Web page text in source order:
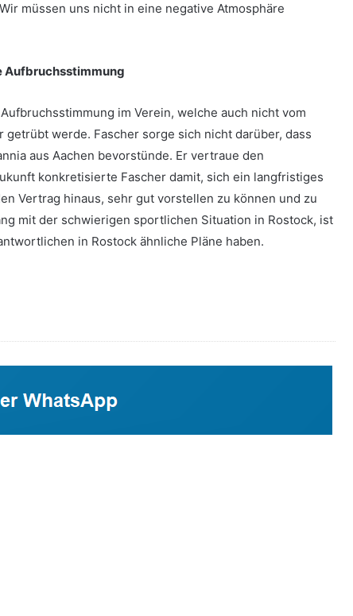
müssen uns nicht in eine negative Atmosphäre
Aufbruchsstimmung
im Verein, welche auch nicht vom
werde. Fascher sorge sich nicht darüber, dass
aus Aachen bevorstünde. Er vertraue den
konkretisierte Fascher damit, sich ein langfristiges
Vertrag hinaus, sehr gut vorstellen zu können und zu
mit der schwierigen sportlichen Situation in Rostock, ist
in Rostock ähnliche Pläne haben.